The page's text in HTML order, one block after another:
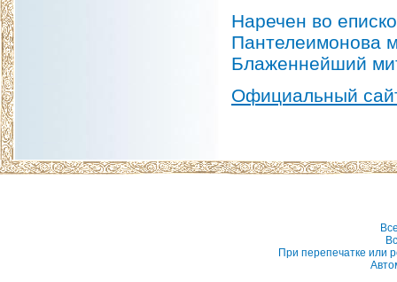
Наречен во
Пантелеимонова
Блаженнейший
Официальный
При перепечатке или